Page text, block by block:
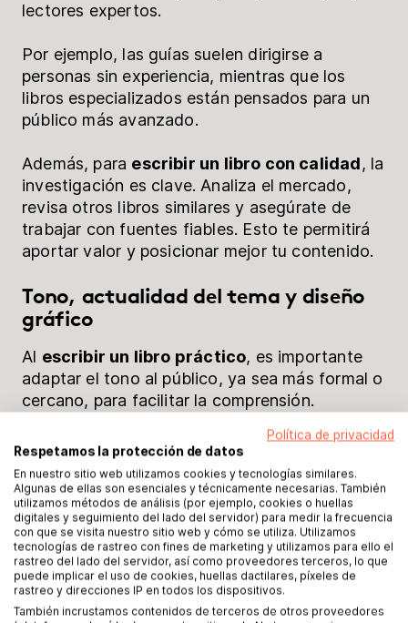
lectores expertos.
Por ejemplo, las guías suelen dirigirse a
personas sin experiencia, mientras que los
libros especializados están pensados para un
público más avanzado.
Además, para escribir un libro con calidad, la
investigación es clave. Analiza el mercado,
revisa otros libros similares y asegúrate de
trabajar con fuentes fiables. Esto te permitirá
aportar valor y posicionar mejor tu contenido.
Tono, actualidad del tema y diseño
gráfico
Al escribir un libro práctico, es importante
adaptar el tono al público, ya sea más formal o
cercano, para facilitar la comprensión.
También debes revisar la información si
trabajas con datos o cifras, ya que pueden
quedar desactualizados con el tiempo.
Por último, cuida el diseño. Utilizar tablas,
gráficos o imágenes hará queescribir un libro
resulte más claro y atractivo para el lector.
Política de privacidad
Respetamos la protección de datos
En nuestro sitio web utilizamos cookies y tecnologías similares.
Algunas de ellas son esenciales y técnicamente necesarias. También
utilizamos métodos de análisis (por ejemplo, cookies o huellas
digitales y seguimiento del lado del servidor) para medir la frecuencia
con que se visita nuestro sitio web y cómo se utiliza. Utilizamos
tecnologías de rastreo con fines de marketing y utilizamos para ello el
rastreo del lado del servidor, así como proveedores terceros, lo que
puede implicar el uso de cookies, huellas dactilares, píxeles de
rastreo y direcciones IP en todos los dispositivos.
También incrustamos contenidos de terceros de otros proveedores